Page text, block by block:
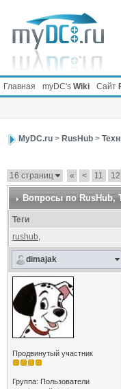
Главная myDC's Wiki Сайт
MyDC.ru> RusHub>
16 страниц « < 11 12
Вопросы по RusHub,
Теги
rushub,
dimajak
Продвинутый участник
Группа: Пользователи